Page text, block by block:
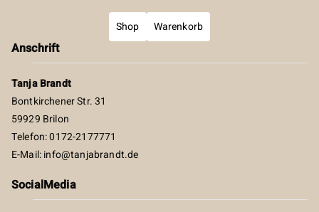
Shop Warenkorb
Anschrift
Tanja Brandt
Bontkirchener Str. 31
59929 Brilon
Telefon: 0172-2177771
E-Mail:info@tanjabrandt.de
SocialMedia